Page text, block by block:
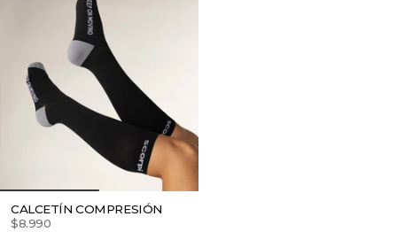
CALCETÍN COMPRESIÓN
$8.990